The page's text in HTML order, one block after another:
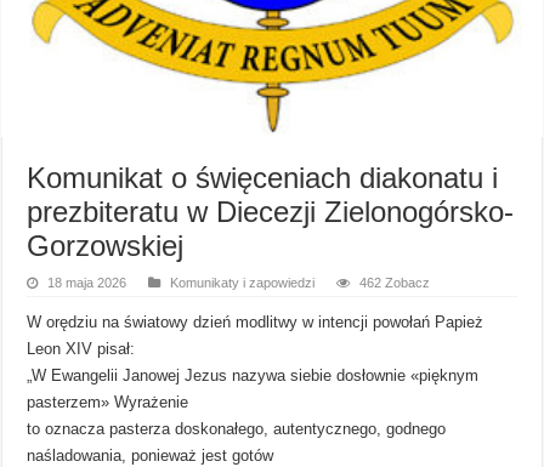
Komunikat o święceniach diakonatu i
prezbiteratu w Diecezji Zielonogórsko-
Gorzowskiej
18 maja 2026 Komunikaty i zapowiedzi 462 Zobacz
W orędziu na światowy dzień modlitwy w intencji powołań Papież
Leon XIV pisał:
„W Ewangelii Janowej Jezus nazywa siebie dosłownie «pięknym
pasterzem» Wyrażenie
to oznacza pasterza doskonałego, autentycznego, godnego
naśladowania, ponieważ jest gotów